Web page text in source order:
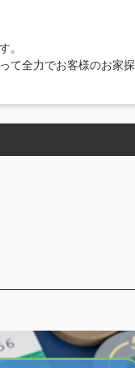
。
て全力でお客様のお家